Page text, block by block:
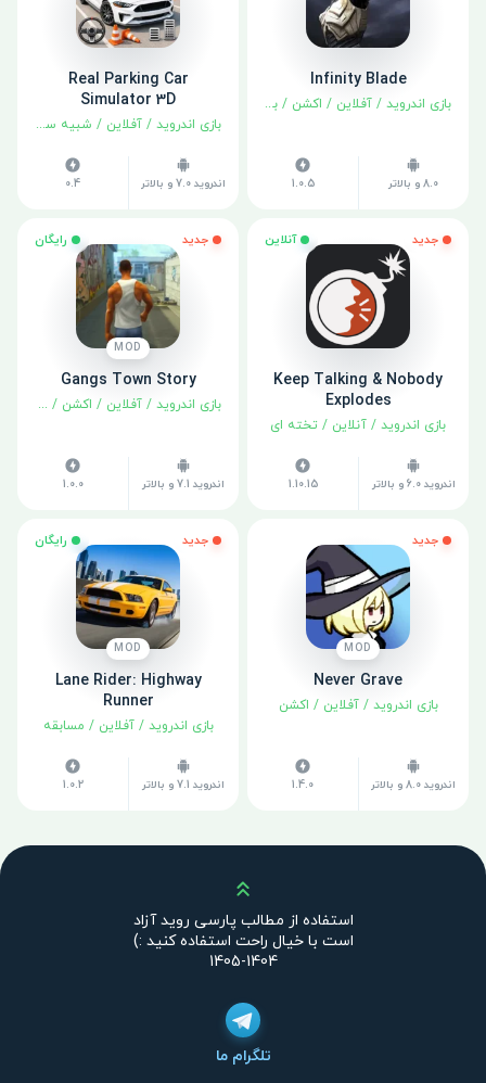
Infinity Blade
بازی اندروید / آفلاین / اکشن / بهترین‌ها نقش آفرینی
8.0 و بالاتر 1.0.5
Real Parking Car
Simulator 3D
بازی اندروید / آفلاین / شبیه سازی
اندروید 7.0 و بالاتر 0.4
جدید آنلاین
Keep Talking & Nobody
Explodes
بازی اندروید / آنلاین / تخته ای
اندروید 6.0 و بالاتر 1.10.15
جدید رایگان
MOD
Gangs Town Story
بازی اندروید / آفلاین / اکشن /
اندروید 7.1 و بالاتر 1.0.0
جدید
MOD
Never Grave
بازی اندروید /آفلاین / اکشن
اندروید 8.0 و بالاتر 1.4.0
جدید رایگان
MOD
Lane Rider: Highway
Runner
بازی اندروید /آفلاین / مسابقه
اندروید 7.1 و بالاتر 1.0.2
بالا
استفاده از مطالب پارسی روید آزاد
است با خیال راحت استفاده کنید :)
1404-1405
تلگرام ما